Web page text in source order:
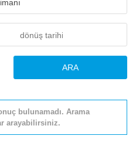
ARA
bulunamadı. Arama
arayabilirsiniz.